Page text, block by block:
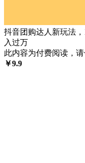
抖音团购达人新玩法
入过万
此内容为付费阅读，
￥9.9